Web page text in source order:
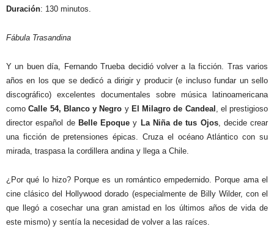
Duración: 130 minutos.
Fábula Trasandina
Y un buen día, Fernando Trueba decidió volver a la ficción. Tras varios
años en los que se dedicó a dirigir y producir (e incluso fundar un sello
discográfico) excelentes documentales sobre música latinoamericana
comoCalle 54, Blanco y Negro y El Milagro de Candeal
, el prestigioso
director español de Belle Epoque y La Niña de tus Ojos, decide crear
una ficción de pretensiones épicas. Cruza el océano Atlántico con su
mirada, traspasa la cordillera andina y llega a Chile.
¿Por qué lo hizo? Porque es un romántico empedernido. Porque ama el
cine clásico del Hollywood dorado (especialmente de Billy Wilder, con el
que llegó a cosechar una gran amistad en los últimos años de vida de
este mismo) y sentía la necesidad de volver a las raíces.